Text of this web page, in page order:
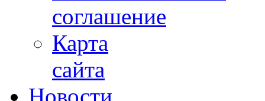
соглашение
Карта
сайта
Новости